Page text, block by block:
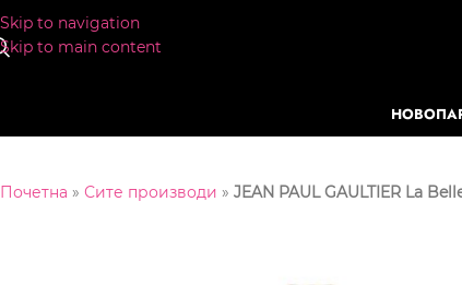
Skip to navigation
Skip to main content
НОВО
Почетна » Сите производи » JEAN PAUL GAULTIER La